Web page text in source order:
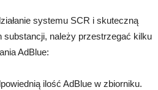
systemu SCR i skuteczną
substancji, należy przestrzegać kilku
AdBlue:
ilość AdBlue w zbiorniku.